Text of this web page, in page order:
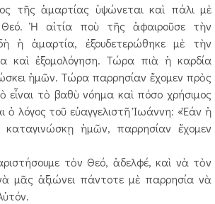
τῆς ἁμαρτίας ὑψώνεται καὶ πάλι μὲ
Ἡ αἰτία ποὺ τῆς ἀφαιροῦσε τὴν
ἡ ἁμαρτία, ἐξουδετερώθηκε μὲ τὴν
καὶ ἐξομολόγηση. Τώρα πιὰ ἡ καρδία
ἡμῶν. Τώρα παρρησίαν ἔχομεν πρὸς
εἶναι τὸ βαθὺ νόημα καὶ πόσο χρήσιμος
ὁ λόγος τοῦ εὐαγγελιστῆ Ἰωάννη: «Ἐάν ἡ
ἡμῶν, παρρησίαν ἔχομεν
τὸν Θεό, ἀδελφέ, καὶ νὰ τὸν
μᾶς ἀξιώνει πάντοτε μὲ παρρησία νὰ